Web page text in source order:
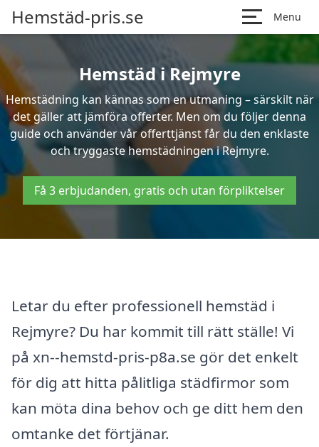
Hemstäd-pris.se Menu
Hemstäd i Rejmyre
Hemstädning kan kännas som en utmaning – särskilt när
det gäller att jämföra offerter. Men om du följer denna
guide och använder vår offerttjänst får du den enklaste
och tryggaste hemstädningen i Rejmyre.
Få 3 erbjudanden, gratis och utan förpliktelser
Letar du efter professionell hemstäd i
Rejmyre? Du har kommit till rätt ställe! Vi
på xn--hemstd-pris-p8a.se gör det enkelt
för dig att hitta pålitliga städfirmor som
kan möta dina behov och ge ditt hem den
omtanke det förtjänar.